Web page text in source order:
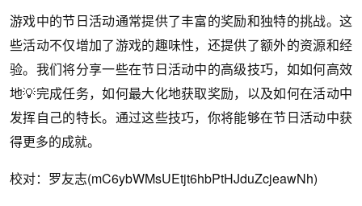
游戏中的节日活动通常提供了丰富的奖励和独特的挑战。这
些活动不仅增加了游戏的趣味性，还提供了额外的资源和经
验。我们将分享一些在节日活动中的高级技巧，如如何高效
地💡完成任务，如何最大化地获取奖励，以及如何在活动中
发挥自己的特长。通过这些技巧，你将能够在节日活动中获
得更多的成就。
校对：罗友志(mC6ybWMsUEtjt6hbPtHJduZcjeawNh)